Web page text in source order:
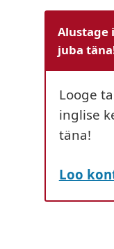
Alustage
juba
Looge
inglise
täna!
Loo